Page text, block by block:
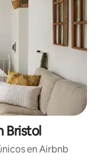
Bristol
en Airbnb